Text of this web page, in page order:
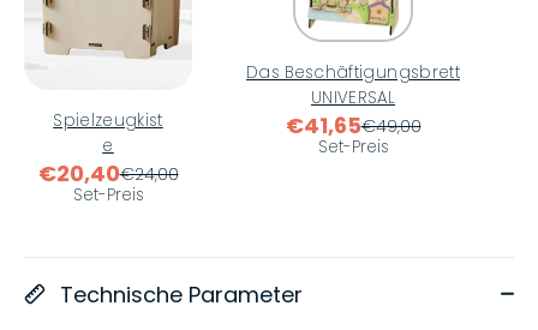
Spielzeugkist
e
€20,40€24,00
Set-Preis
Das Beschäftigungsbrett
UNIVERSAL
€41,65€49,00
Set-Preis
Technische Parameter